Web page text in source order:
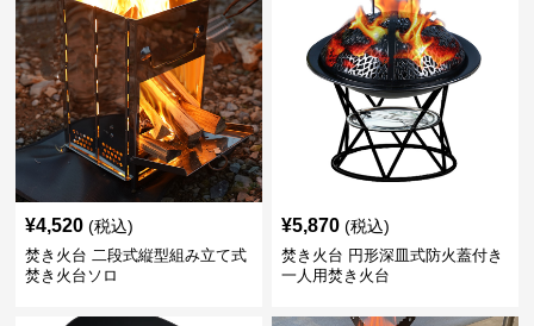
¥4,520 (税込)
焚き火台 二段式縦型組み立て式
焚き火台ソロ
¥5,870 (税込)
焚き火台 円形深皿式防火蓋付き
一人用焚き火台